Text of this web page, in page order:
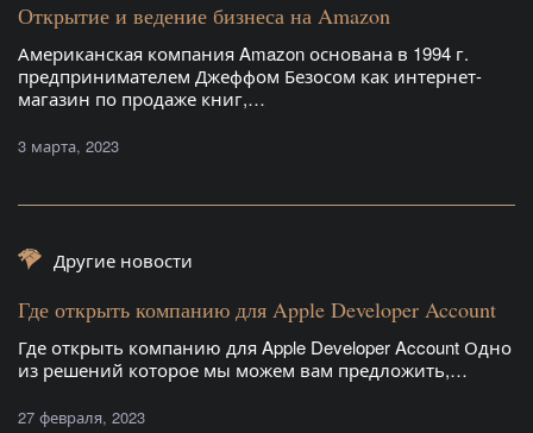
Открытие и ведение бизнеса на Amazon
Американская компания Amazon основана в 1994 г.
предпринимателем Джеффом Безосом как интернет-
магазин по продаже книг,…
3 марта, 2023
Другие новости
Где открыть компанию для Apple Developer Account
Где открыть компанию для Apple Developer Account Одно
из решений которое мы можем вам предложить,…
27 февраля, 2023